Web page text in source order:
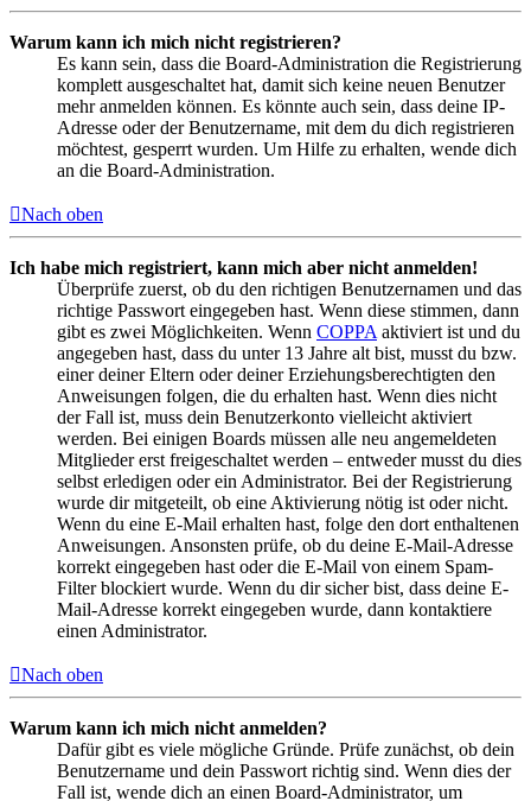
Warum kann ich mich nicht registrieren?
Es kann sein, dass die Board-Administration die Registrierung
komplett ausgeschaltet hat, damit sich keine neuen Benutzer
mehr anmelden können. Es könnte auch sein, dass deine IP-
Adresse oder der Benutzername, mit dem du dich registrieren
möchtest, gesperrt wurden. Um Hilfe zu erhalten, wende dich
an die Board-Administration.
Nach oben
Ich habe mich registriert, kann mich aber nicht anmelden!
Überprüfe zuerst, ob du den richtigen Benutzernamen und das
richtige Passwort eingegeben hast. Wenn diese stimmen, dann
gibt es zwei Möglichkeiten. Wenn COPPA aktiviert ist und du
angegeben hast, dass du unter 13 Jahre alt bist, musst du bzw.
einer deiner Eltern oder deiner Erziehungsberechtigten den
Anweisungen folgen, die du erhalten hast. Wenn dies nicht
der Fall ist, muss dein Benutzerkonto vielleicht aktiviert
werden. Bei einigen Boards müssen alle neu angemeldeten
Mitglieder erst freigeschaltet werden – entweder musst du dies
selbst erledigen oder ein Administrator. Bei der Registrierung
wurde dir mitgeteilt, ob eine Aktivierung nötig ist oder nicht.
Wenn du eine E-Mail erhalten hast, folge den dort enthaltenen
Anweisungen. Ansonsten prüfe, ob du deine E-Mail-Adresse
korrekt eingegeben hast oder die E-Mail von einem Spam-
Filter blockiert wurde. Wenn du dir sicher bist, dass deine E-
Mail-Adresse korrekt eingegeben wurde, dann kontaktiere
einen Administrator.
Nach oben
Warum kann ich mich nicht anmelden?
Dafür gibt es viele mögliche Gründe. Prüfe zunächst, ob dein
Benutzername und dein Passwort richtig sind. Wenn dies der
Fall ist, wende dich an einen Board-Administrator, um